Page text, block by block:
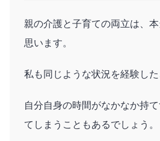
親の介護と子育ての両立は、
思います。
私も同じような状況を経験した
自分自身の時間がなかなか持
てしまうこともあるでしょう。